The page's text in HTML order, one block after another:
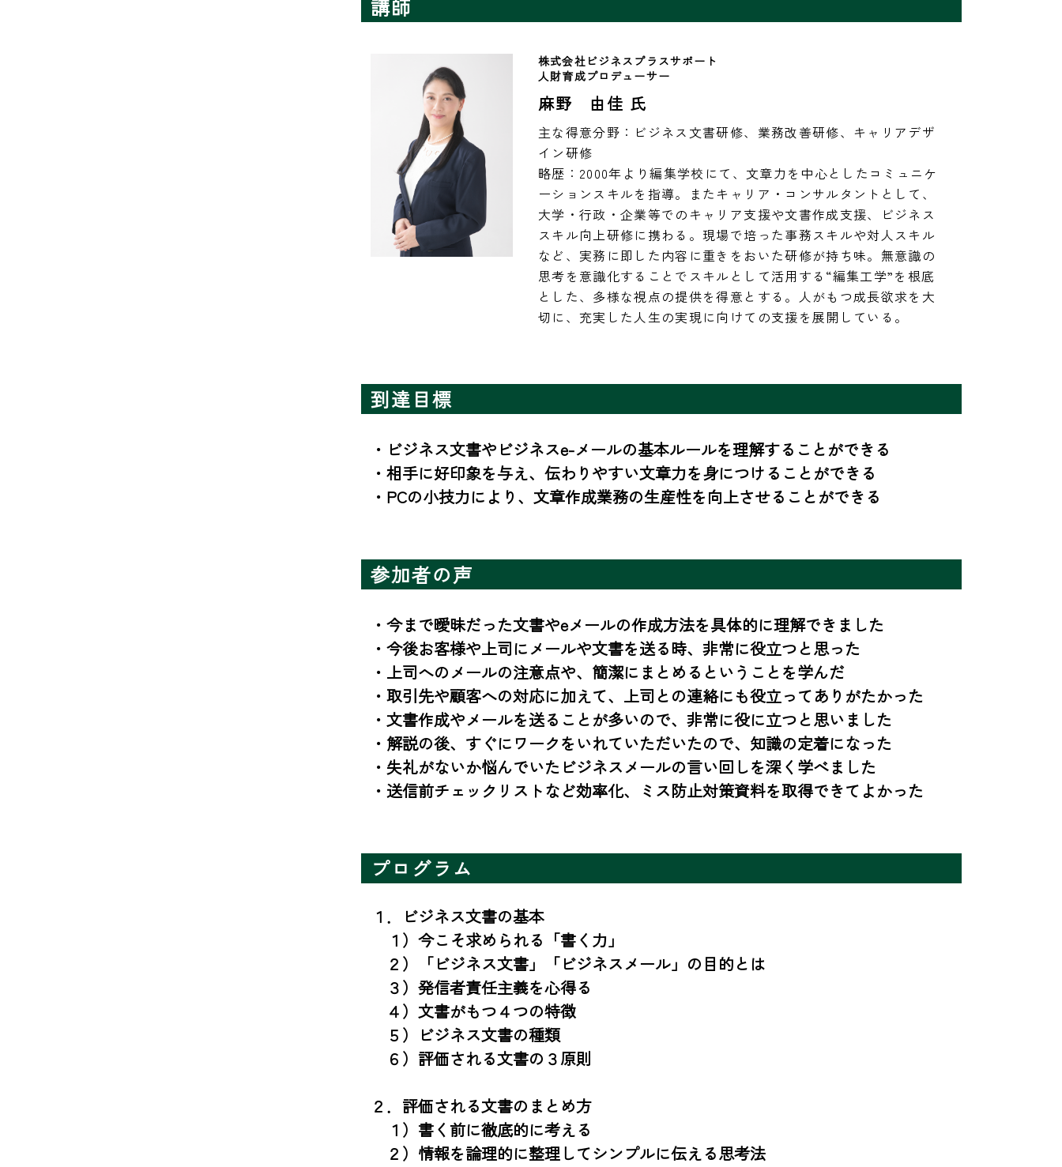
講師
株式会社ビジネスプラスサポート
人財育成プロデューサー
麻野 由佳 氏
主な得意分野：ビジネス文書研修、業務改善研修、キャリアデザ
イン研修
略歴：2000年より編集学校にて、文章力を中心としたコミュニケ
ーションスキルを指導。またキャリア・コンサルタントとして、
大学・行政・企業等でのキャリア支援や文書作成支援、ビジネス
スキル向上研修に携わる。現場で培った事務スキルや対人スキル
など、実務に即した内容に重きをおいた研修が持ち味。無意識の
思考を意識化することでスキルとして活用する“編集工学”を根底
とした、多様な視点の提供を得意とする。人がもつ成長欲求を大
切に、充実した人生の実現に向けての支援を展開している。
到達目標
・ビジネス文書やビジネスe-メールの基本ルールを理解することができる
・相手に好印象を与え、伝わりやすい文章力を身につけることができる
・PCの小技力により、文章作成業務の生産性を向上させることができる
参加者の声
・今まで曖昧だった文書やeメールの作成方法を具体的に理解できました
・今後お客様や上司にメールや文書を送る時、非常に役立つと思った
・上司へのメールの注意点や、簡潔にまとめるということを学んだ
・取引先や顧客への対応に加えて、上司との連絡にも役立ってありがたかった
・文書作成やメールを送ることが多いので、非常に役に立つと思いました
・解説の後、すぐにワークをいれていただいたので、知識の定着になった
・失礼がないか悩んでいたビジネスメールの言い回しを深く学べました
・送信前チェックリストなど効率化、ミス防止対策資料を取得できてよかった
プログラム
１．ビジネス文書の基本
１）今こそ求められる「書く力」
２）「ビジネス文書」「ビジネスメール」の目的とは
３）発信者責任主義を心得る
４）文書がもつ４つの特徴
５）ビジネス文書の種類
６）評価される文書の３原則
２．評価される文書のまとめ方
１）書く前に徹底的に考える
２）情報を論理的に整理してシンプルに伝える思考法